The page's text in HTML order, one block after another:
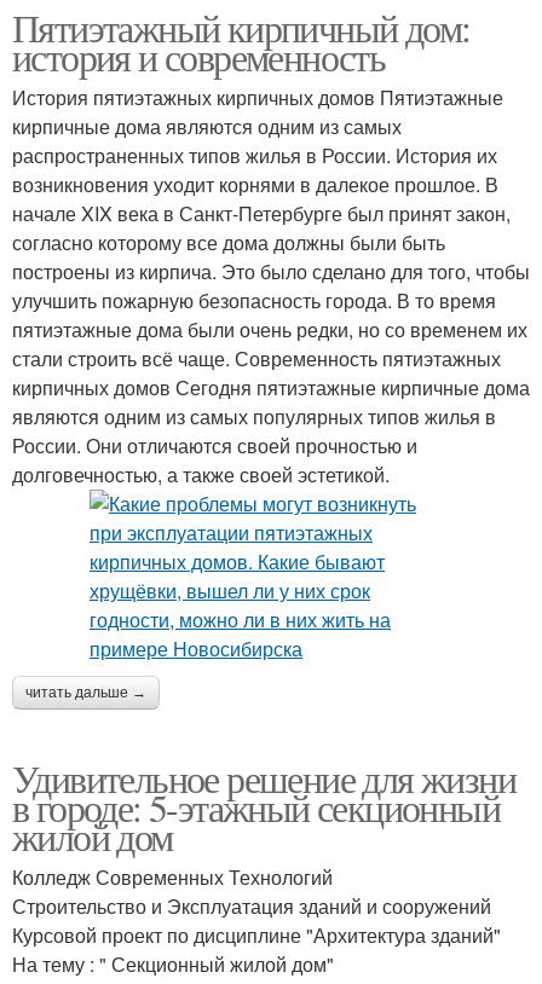
Пятиэтажный кирпичный дом:
история и современность
История пятиэтажных кирпичных домов Пятиэтажные
кирпичные дома являются одним из самых
распространенных типов жилья в России. История их
возникновения уходит корнями в далекое прошлое. В
начале XIX века в Санкт-Петербурге был принят закон,
согласно которому все дома должны были быть
построены из кирпича. Это было сделано для того, чтобы
улучшить пожарную безопасность города. В то время
пятиэтажные дома были очень редки, но со временем их
стали строить всё чаще. Современность пятиэтажных
кирпичных домов Сегодня пятиэтажные кирпичные дома
являются одним из самых популярных типов жилья в
России. Они отличаются своей прочностью и
долговечностью, а также своей эстетикой.
читать дальше →
Удивительное решение для жизни
в городе: 5-этажный секционный
жилой дом
Колледж Современных Технологий
Строительство и Эксплуатация зданий и сооружений
Курсовой проект по дисциплине "Архитектура зданий"
На тему : " Секционный жилой дом"